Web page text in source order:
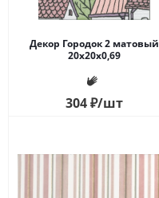
Декор Городок 2 матовый
20x20x0,69
304₽/шт